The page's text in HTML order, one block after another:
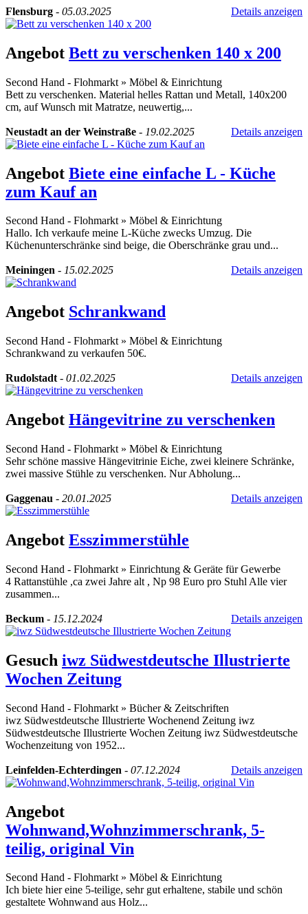
Flensburg - 05.03.2025 Details anzeigen
Angebot Bett zu verschenken 140 x 200
Second Hand - Flohmarkt » Möbel & Einrichtung
Bett zu verschenken. Material helles Rattan und Metall, 140x200
cm, auf Wunsch mit Matratze, neuwertig,...
Neustadt an der Weinstraße - 19.02.2025 Details anzeigen
Angebot Biete eine einfache L - Küche
zum Kauf an
Second Hand - Flohmarkt » Möbel & Einrichtung
Hallo. Ich verkaufe meine L-Küche zwecks Umzug. Die
Küchenunterschränke sind beige, die Oberschränke grau und...
Meiningen - 15.02.2025 Details anzeigen
Angebot Schrankwand
Second Hand - Flohmarkt » Möbel & Einrichtung
Schrankwand zu verkaufen 50€.
Rudolstadt - 01.02.2025 Details anzeigen
Angebot Hängevitrine zu verschenken
Second Hand - Flohmarkt » Möbel & Einrichtung
Sehr schöne massive Hängevitrinie Eiche, zwei kleinere Schränke,
zwei massive Stühle zu verschenken. Nur Abholung...
Gaggenau - 20.01.2025 Details anzeigen
Angebot Esszimmerstühle
Second Hand - Flohmarkt » Einrichtung & Geräte für Gewerbe
4 Rattanstühle ,ca zwei Jahre alt , Np 98 Euro pro Stuhl Alle vier
zusammen...
Beckum - 15.12.2024 Details anzeigen
Gesuch iwz Südwestdeutsche Illustrierte
Wochen Zeitung
Second Hand - Flohmarkt » Bücher & Zeitschriften
iwz Südwestdeutsche Illustrierte Wochenend Zeitung iwz
Südwestdeutsche Illustrierte Wochen Zeitung iwz Südwestdeutsche
Wochenzeitung von 1952...
Leinfelden-Echterdingen - 07.12.2024 Details anzeigen
Angebot
Wohnwand,Wohnzimmerschrank, 5-
teilig, original Vin
Second Hand - Flohmarkt » Möbel & Einrichtung
Ich biete hier eine 5-teilige, sehr gut erhaltene, stabile und schön
gestaltete Wohnwand aus Holz...